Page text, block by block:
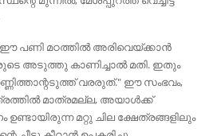
ഈ പണി മഠത്തിൽ അരിവെയ്ക്കാൻ
അടുത്തു കാണിച്ചാൽ മതി. ഇതും
വരരുത്." ഈ സംഭവം,
മാത്രമല്ല, അയാൾക്ക്
ഉണ്ടായിരുന്ന മറ്റു ചില ക്ഷേത്രങ്ങളിലും